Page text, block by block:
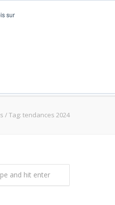
sur
/Tag: tendances 2024